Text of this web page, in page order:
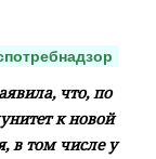
что, по
к новой
в том числе у